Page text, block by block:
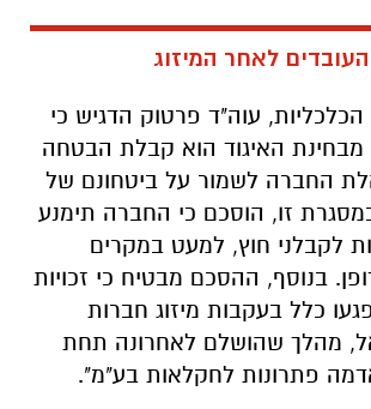
מבחינת האיגוד הוא קבלת הבטחה
החברה לשמור על ביטחונם של
לקבלני חוץ, למעט במקרים
בנוסף, ההסכם מבטיח כי זכויות
כלל בעקבות מיזוג חברות
מהלך שהושלם לאחרונה תחת
פתרונות לחקלאות בע"מ".
במרחב נגב, נורברט בוקובזה, סיכם
מבטא את המחויבות
הצדדים לעתיד החברה ולעתיד